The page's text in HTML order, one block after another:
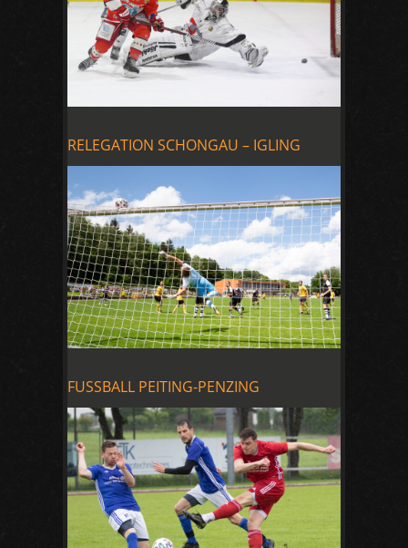
RELEGATION SCHONGAU – IGLING
FUSSBALL PEITING-PENZING